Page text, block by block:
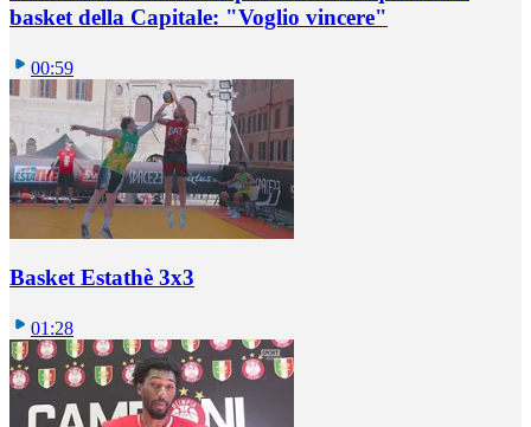
basket della Capitale: "Voglio vincere"
00:59
Basket Estathè 3x3
01:28